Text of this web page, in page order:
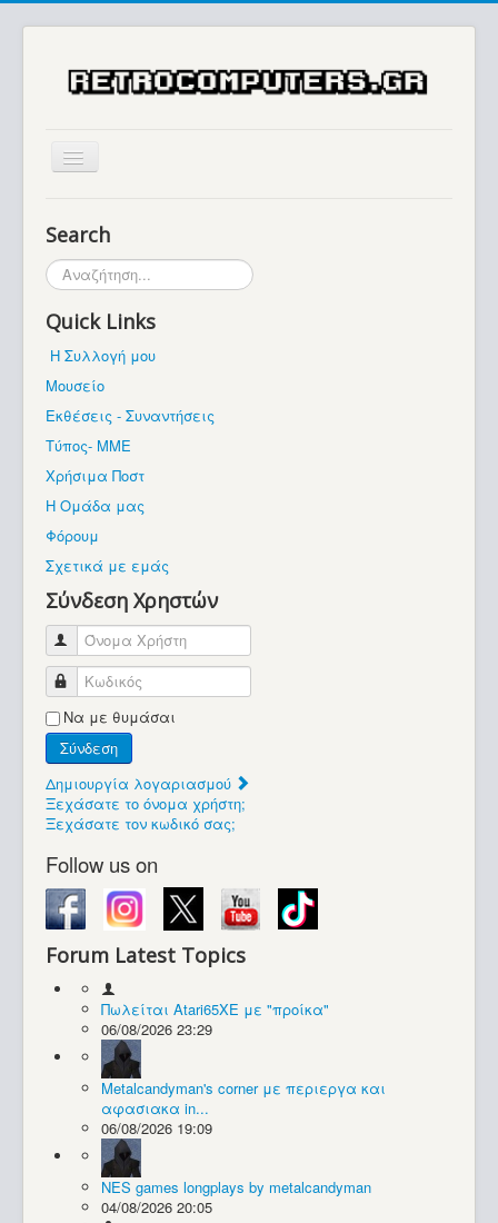
Μουσείο
Βρίσκεστε εδώ:
Συλλογές / Projects
Search
Αναζήτηση...
Quick Links
Η Συλλογή μου
Μουσείο
Εκθέσεις - Συναντήσεις
Τύπος- ΜΜΕ
Χρήσιμα Ποστ
Η Ομάδα μας
Φόρουμ
Σχετικά με εμάς
Σύνδεση Χρηστών
Όνομα Χρήστη
Κωδικός
Να με θυμάσαι
Σύνδεση
Δημιουργία λογαριασμού
Ξεχάσατε το όνομα χρήστη;
Ξεχάσατε τον κωδικό σας;
Follow us on
Forum Latest Topics
Πωλείται Atari65XE με "προίκα"
06/08/2026 23:29
Metalcandyman's corner με περιεργα και
αφασιακα in...
06/08/2026 19:09
NES games longplays by metalcandyman
04/08/2026 20:05